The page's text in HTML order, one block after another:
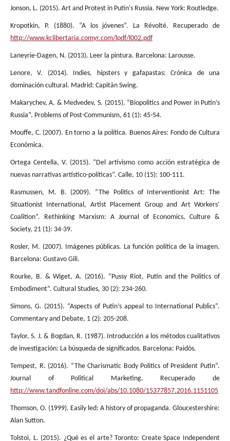
Jonson, L. (2015). Art and Protest in Putin's Russia. New York: Routledge.
Kropotkin, P. (1880). “A los jóvenes”. La Révolté. Recuperado de
http://www.kclibertaria.comyr.com/lpdf/l002.pdf
Laneyrie-Dagen, N. (2013). Leer la pintura. Barcelona: Larousse.
Lenore, V. (2014). Indies, hípsters y gafapastas: Crónica de una
dominación cultural. Madrid: Capitán Swing.
Makarychev, A. & Medvedev, S. (2015). “Biopolitics and Power in Putin’s
Russia”. Problems of Post-Communism, 61 (1): 45-54.
Mouffe, C. (2007). En torno a la política. Buenos Aires: Fondo de Cultura
Económica.
Ortega Centella, V. (2015). “Del artivismo como acción estratégica de
nuevas narrativas artístico-políticas”. Calle, 10 (15): 100-111.
Rasmussen, M. B. (2009). “The Politics of Interventionist Art: The
Situationist International, Artist Placement Group and Art Workers’
Coalition”. Rethinking Marxism: A Journal of Economics, Culture &
Society, 21 (1): 34-39.
Rosler, M. (2007). Imágenes públicas. La función política de la imagen.
Barcelona: Gustavo Gili.
Rourke, B. & Wiget, A. (2016). “Pussy Riot, Putin and the Politics of
Embodiment”. Cultural Studies, 30 (2): 234-260.
Simons, G. (2015). “Aspects of Putin’s appeal to International Publics”.
Commentary and Debate, 1 (2): 205-208.
Taylor, S. J. & Bogdan, R. (1987). Introducción a los métodos cualitativos
de investigación: La búsqueda de significados. Barcelona: Paidós.
Tempest, R. (2016). “The Charismatic Body Politics of President Putin”.
Journal of Political Marketing. Recuperado de
http://www.tandfonline.com/doi/abs/10.1080/15377857.2016.1151105
Thomson, O. (1999). Easily led: A history of propaganda. Gloucestershire:
Alan Sutton.
Tolstoi, L. (2015). ¿Qué es el arte? Toronto: Create Space Independent